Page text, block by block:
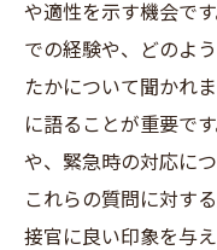
や適性を示す機会で
での経験や、どのよ
たかについて聞かれ
に語ることが重要で
や、緊急時の対応に
これらの質問に対す
接官に良い印象を与